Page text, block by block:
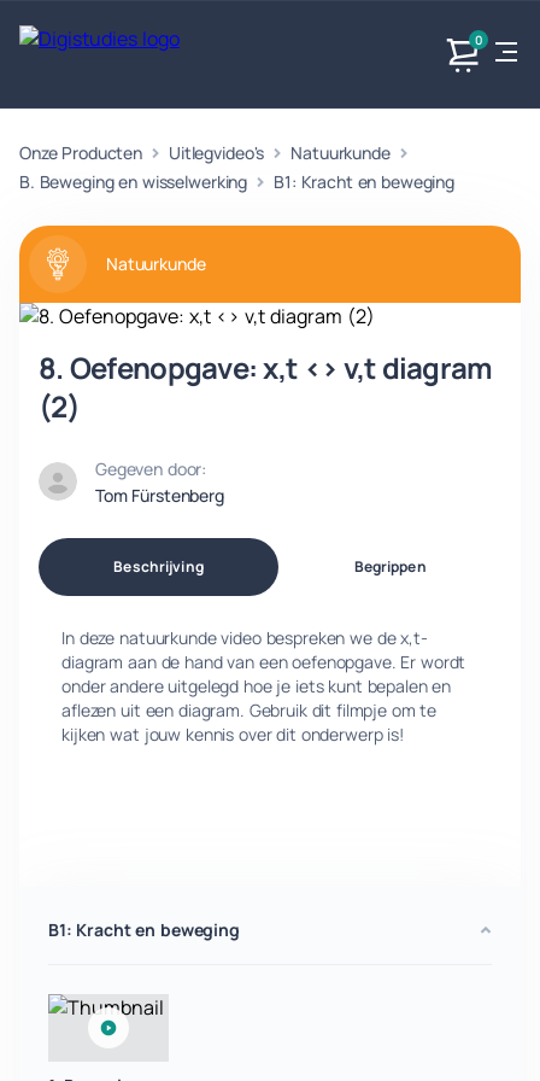
0
Exacte
vakken
Geen
vakken.
Taalvakken
Geen
vakken.
Maatschappijvakken
Geen vakken.
Producten
Onze Producten Uitlegvideo's
Natuurkunde
B. Beweging en wisselwerking
B1: Kracht en beweging
Natuurkunde
8. Oefenopgave: x,t <> v,t diagram
(2)
Gegeven door:
Tom Fürstenberg
Beschrijving Begrippen
In deze natuurkunde video bespreken we de x,t-
diagram aan de hand van een oefenopgave. Er wordt
onder andere uitgelegd hoe je iets kunt bepalen en
aflezen uit een diagram. Gebruik dit filmpje om te
kijken wat jouw kennis over dit onderwerp is!
B1: Kracht en beweging